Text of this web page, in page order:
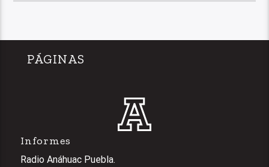
PÁGINAS
Informes
Radio Anáhuac Puebla.